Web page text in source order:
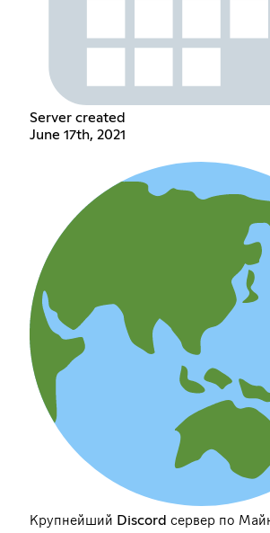
Server created
June 17th, 2021
Крупнейший Discord сервер по